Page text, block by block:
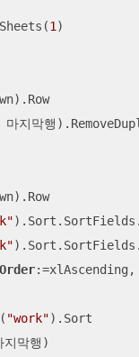
1 )
마지막행
Order
"work").Sort
지막행)